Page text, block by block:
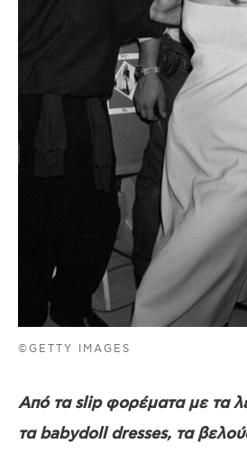
©GETTY IMAGES
Από τα slip φορέματα με τα
τα babydoll dresses, τα